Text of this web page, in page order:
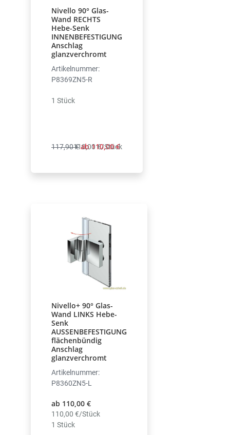
Nivello 90° Glas-
Wand RECHTS
Hebe-Senk
INNENBEFESTIGUNG
Anschlag
glanzverchromt
Artikelnummer:
P8369ZN5-R
117,90 €ab 110,00 €
110,00 €/Stück
1 Stück
Nivello+ 90° Glas-
Wand LINKS Hebe-
Senk
AUSSENBEFESTIGUNG
flächenbündig
Anschlag
glanzverchromt
Artikelnummer:
P8360ZN5-L
ab 110,00 €
110,00 €/Stück
1 Stück